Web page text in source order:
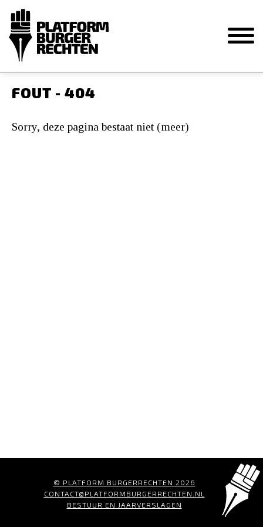
FOUT - 404
Sorry, deze pagina bestaat niet (meer)
© PLATFORM BURGERRECHTEN 2026
CONTACT@PLATFORMBURGERRECHTEN.NL
BESTUUR EN JAARVERSLAGEN